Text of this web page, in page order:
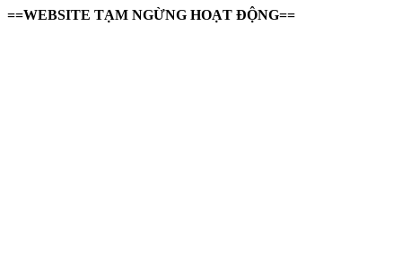
==WEBSITE TẠM NGỪNG HOẠT ĐỘNG==